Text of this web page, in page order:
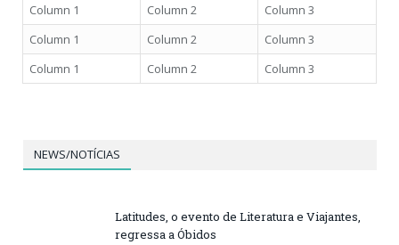
Column 1
Column 2
Column 3
Column 1
Column 2
Column 3
Column 1
Column 2 Column 3
NEWS/NOTÍCIAS
Latitudes, o evento de Literatura e Viajantes,
regressa a Óbidos